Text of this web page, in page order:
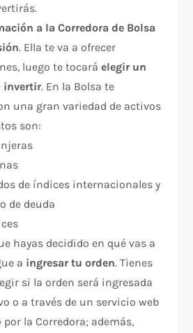
a la Corredora de Bolsa
. Ella te va a ofrecer
luego te tocaráelegir un
invertir. En la Bolsa te
una gran variedad de activos
son:
de índices internacionales y
de deuda
hayas decidido en qué vas a
a ingresar tu orden. Tienes
si la orden será ingresada
o a través de un servicio web
la Corredora; además,